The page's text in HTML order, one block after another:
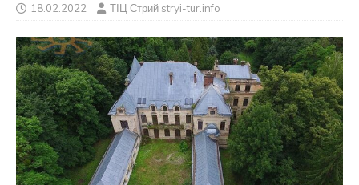
18.02.2022 ТІЦ Стрий stryi-tur.info